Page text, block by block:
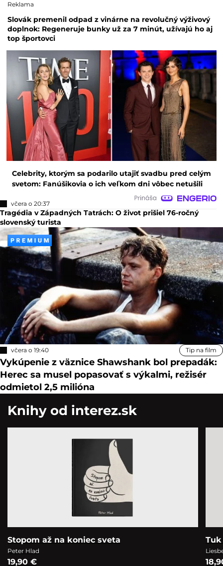
Reklama
Slovák premenil odpad z vinárne na revolučný výživový
doplnok: Regeneruje bunky už za 7 minút, užívajú ho aj
top športovci
Celebrity, ktorým sa podarilo utajiť svadbu pred celým
svetom: Fanúšikovia o ich veľkom dni vôbec netušili
včera o 20:37
Tragédia v Západných Tatrách: O život prišiel 76-ročný
slovenský turista
včera o 19:40 Tip na film
Vykúpenie z väznice Shawshank bol prepadák:
Herec sa musel popasovať s výkalmi, režisér
odmietol 2,5 milióna
Knihy od interez.sk
Stopom až na koniec sveta
Peter Hlad
19,90 €